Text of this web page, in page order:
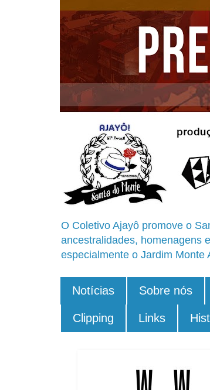
O Coletivo Ajayô promove o
ancestralidades, homenagens
especialmente o Jardim Monte
Notícias Sobre nós
Clipping Links